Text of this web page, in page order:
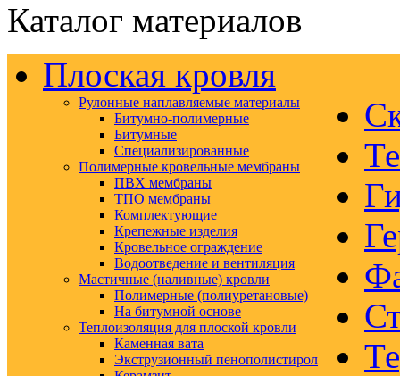
Каталог материалов
Плоская кровля
Рулонные наплавляемые материалы
Битумно-полимерные
Битумные
Специализированные
Полимерные кровельные мембраны
ПВХ мембраны
ТПО мембраны
Комплектующие
Крепежные изделия
Кровельное ограждение
Водоотведение и вентиляция
Мастичные (наливные) кровли
Полимерные (полиуретановые)
На битумной основе
Теплоизоляция для плоской кровли
Каменная вата
Экструзионный пенополистирол